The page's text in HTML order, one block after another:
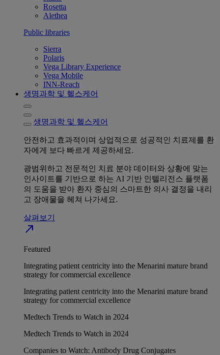
Rosetta
Alethea
Public libraries
Sierra
Polaris
Vega Library Experience
Vega Mobile
INN-Reach
생명과학 및 헬스케어
생명과학 및 헬스케어
안전하고 효과적이며 상업적으로 성공적인 치료제를 환
자에게 보다 빠르게 제공하세요.
광범위하고 전문적인 치료 분야 데이터와 상황에 맞는
인사이트를 기반으로 하는 AI 기반 인텔리전스 플랫폼
의 도움을 받아 환자 중심의 스마트한 의사 결정을 내리
고 장애물을 헤쳐 나가세요.
살펴보기
north_east
Featured
Integrating patient centricity into the Menarini mature brand
strategy for commercial excellence
Integrating patient centricity into the Menarini mature brand
strategy for commercial excellence
Medtech Trends to Watch in 2024
Medtech Trends to Watch in 2024
Companies to Watch: Antibody Drug Conjugates